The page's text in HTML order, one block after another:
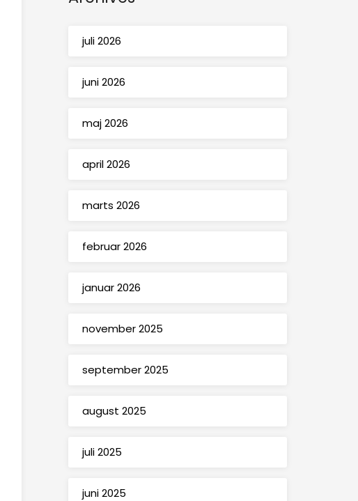
juli 2026
juni 2026
maj 2026
april 2026
marts 2026
februar 2026
januar 2026
november 2025
september 2025
august 2025
juli 2025
juni 2025